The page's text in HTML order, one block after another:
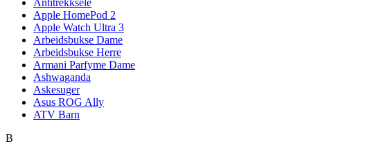
Antitrekksele
Apple HomePod 2
Apple Watch Ultra 3
Arbeidsbukse Dame
Arbeidsbukse Herre
Armani Parfyme Dame
Ashwaganda
Askesuger
Asus ROG Ally
ATV Barn
B